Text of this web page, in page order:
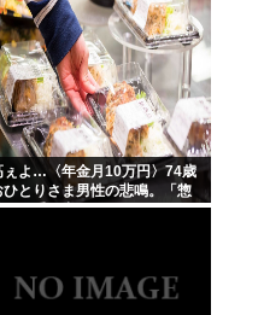
ぇよ…〈年金月10万円〉74歳
ひとりさま男性の悲鳴。「惣
すら手が出ない」